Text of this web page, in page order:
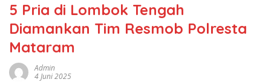
5 Pria di Lombok Tengah
Diamankan Tim Resmob Polresta
Mataram
Admin
4 Juni 2025